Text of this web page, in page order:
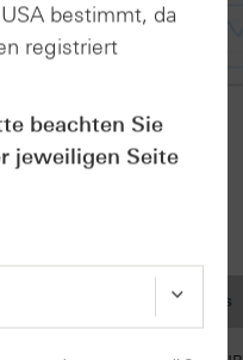
im Anhang
Geldkurs
bestimmt, da
registriert
beachten Sie
jeweiligen Seite